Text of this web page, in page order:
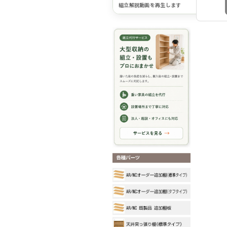
組立解説動画を再生します